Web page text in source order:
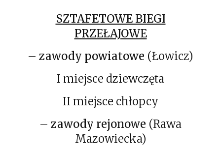
SZTAFETOWE BIEGI
PRZEŁAJOWE
– zawody powiatowe (Łowicz)
I miejsce dziewczęta
II miejsce chłopcy
– zawody rejonowe (Rawa
Mazowiecka)